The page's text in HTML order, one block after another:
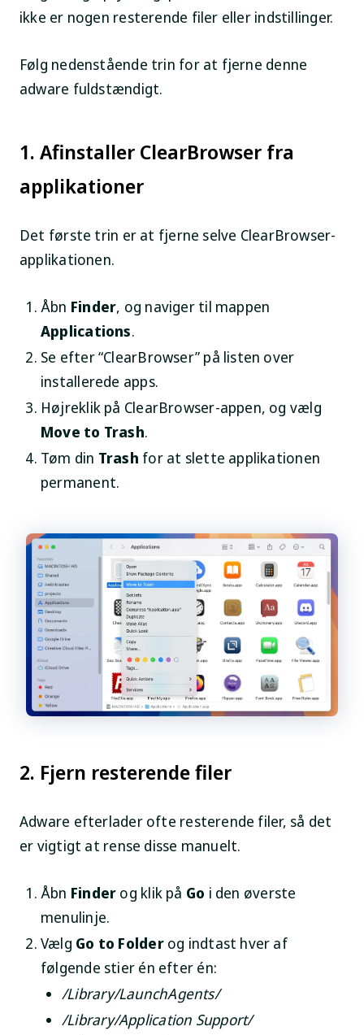
ikke er nogen resterende filer eller indstillinger.
Følg nedenstående trin for at fjerne denne
adware fuldstændigt.
1. Afinstaller ClearBrowser fra
applikationer
Det første trin er at fjerne selve ClearBrowser-
applikationen.
Åbn Finder, og naviger til mappen
Applications.
Se efter “ClearBrowser” på listen over
installerede apps.
Højreklik på ClearBrowser-appen, og vælg
Move to Trash.
Tøm din Trash for at slette applikationen
permanent.
2. Fjern resterende filer
Adware efterlader ofte resterende filer, så det
er vigtigt at rense disse manuelt.
Åbn Finder og klik på Go i den øverste
menulinje.
Vælg Go to Folderog indtast hver af
følgende stier én efter én:
/Library/LaunchAgents/
/Library/Application Support/